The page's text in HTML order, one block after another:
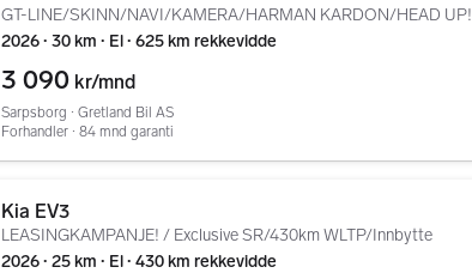
GT-LINE/SKINN/NAVI/KAMERA/HARMAN KARDON/HEAD UP!
2026 ∙ 30 km ∙ El ∙ 625 km rekkevidde
3 090 kr/mnd
Sarpsborg ∙ Gretland Bil AS
Forhandler ∙ 84 mnd garanti
Kia EV3
LEASINGKAMPANJE! / Exclusive SR/430km WLTP/Innbytte
2026 ∙ 25 km ∙ El ∙ 430 km rekkevidde